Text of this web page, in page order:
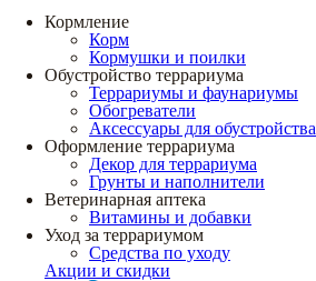
Кормление
Корм
Кормушки и поилки
Обустройство террариума
Террариумы и фаунариумы
Обогреватели
Аксессуары для обустройства
Оформление террариума
Декор для террариума
Грунты и наполнители
Ветеринарная аптека
Витамины и добавки
Уход за террариумом
Средства по уходу
Акции и скидки